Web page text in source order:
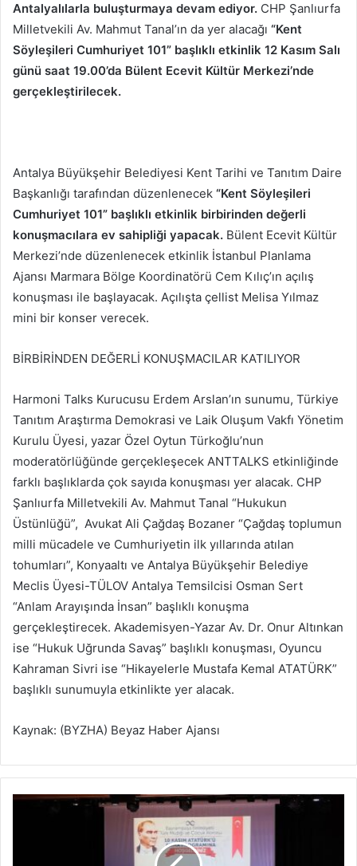
Antalyalılarla buluşturmaya devam ediyor. CHP Şanlıurfa
Milletvekili Av. Mahmut Tanal’ın da yer alacağı “Kent
Söyleşileri Cumhuriyet 101” başlıklı etkinlik 12 Kasım Salı
günü saat 19.00’da Bülent Ecevit Kültür Merkezi’nde
gerçekleştirilecek.
Antalya Büyükşehir Belediyesi Kent Tarihi ve Tanıtım Daire
Başkanlığı tarafından düzenlenecek “Kent Söyleşileri
Cumhuriyet 101” başlıklı etkinlik birbirinden değerli
konuşmacılara ev sahipliği yapacak. Bülent Ecevit Kültür
Merkezi’nde düzenlenecek etkinlik İstanbul Planlama
Ajansı Marmara Bölge Koordinatörü Cem Kılıç’ın açılış
konuşması ile başlayacak. Açılışta çellist Melisa Yılmaz
mini bir konser verecek.
BİRBİRİNDEN DEĞERLİ KONUŞMACILAR KATILIYOR
Harmoni Talks Kurucusu Erdem Arslan’ın sunumu, Türkiye
Tanıtım Araştırma Demokrasi ve Laik Oluşum Vakfı Yönetim
Kurulu Üyesi, yazar Özel Oytun Türkoğlu’nun
moderatörlüğünde gerçekleşecek ANTTALKS etkinliğinde
farklı başlıklarda çok sayıda konuşması yer alacak. CHP
Şanlıurfa Milletvekili Av. Mahmut Tanal “Hukukun
Üstünlüğü”, Avukat Ali Çağdaş Bozaner “Çağdaş toplumun
milli mücadele ve Cumhuriyetin ilk yıllarında atılan
tohumları”, Konyaaltı ve Antalya Büyükşehir Belediye
Meclis Üyesi-TÜLOV Antalya Temsilcisi Osman Sert
“Anlam Arayışında İnsan” başlıklı konuşma
gerçekleştirecek. Akademisyen-Yazar Av. Dr. Onur Altınkan
ise “Hukuk Uğrunda Savaş” başlıklı konuşması, Oyuncu
Kahraman Sivri ise “Hikayelerle Mustafa Kemal ATATÜRK”
başlıklı sunumuyla etkinlikte yer alacak.
Kaynak: (BYZHA) Beyaz Haber Ajansı
U